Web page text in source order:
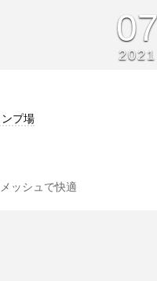
2021
プ場
ッシュで快適